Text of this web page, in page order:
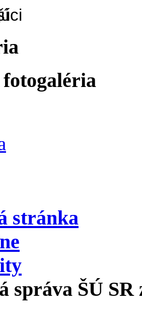
stránka
správa ŠÚ SR